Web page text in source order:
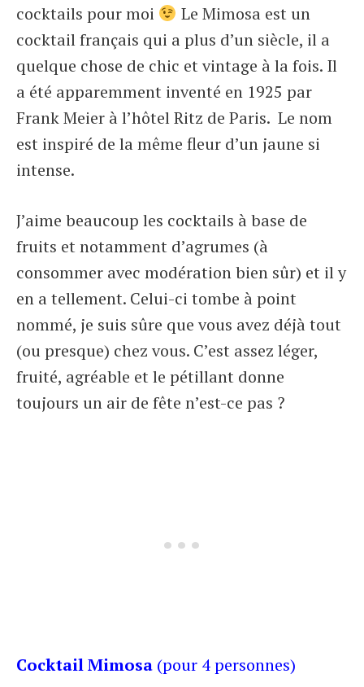
cocktails pour moi
Le Mimosa est un
cocktail français qui a plus d’un siècle, il a
quelque chose de chic et vintage à la fois. Il
a été apparemment inventé en 1925 par
Frank Meier à l’hôtel Ritz de Paris. Le nom
est inspiré de la même fleur d’un jaune si
intense.
J’aime beaucoup les cocktails à base de
fruits et notamment d’agrumes (à
consommer avec modération bien sûr) et il y
en a tellement. Celui-ci tombe à point
nommé, je suis sûre que vous avez déjà tout
(ou presque) chez vous. C’est assez léger,
fruité, agréable et le pétillant donne
toujours un air de fête n’est-ce pas ?
Cocktail Mimosa (pour 4 personnes)